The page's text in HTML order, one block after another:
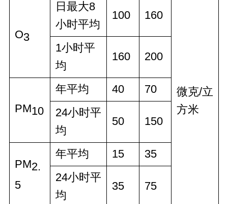
O3
日最大8
小时平均
100 160
微克/立
方米
1小时平
均
160 200
PM10
年平均 40
70
24小时平
均
50 150
PM2.
5
年平均 15
35
24小时平
均
35 75